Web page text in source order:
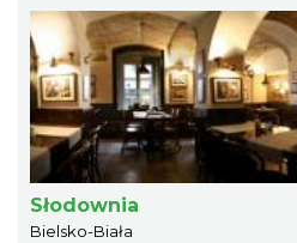
Słodownia
Bielsko-Biała